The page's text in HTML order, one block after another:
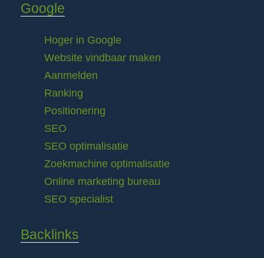
Google
Hoger in Google
Website vindbaar maken
Aanmelden
Ranking
Positionering
SEO
SEO optimalisatie
Zoekmachine optimalisatie
Online marketing bureau
SEO specialist
Backlinks